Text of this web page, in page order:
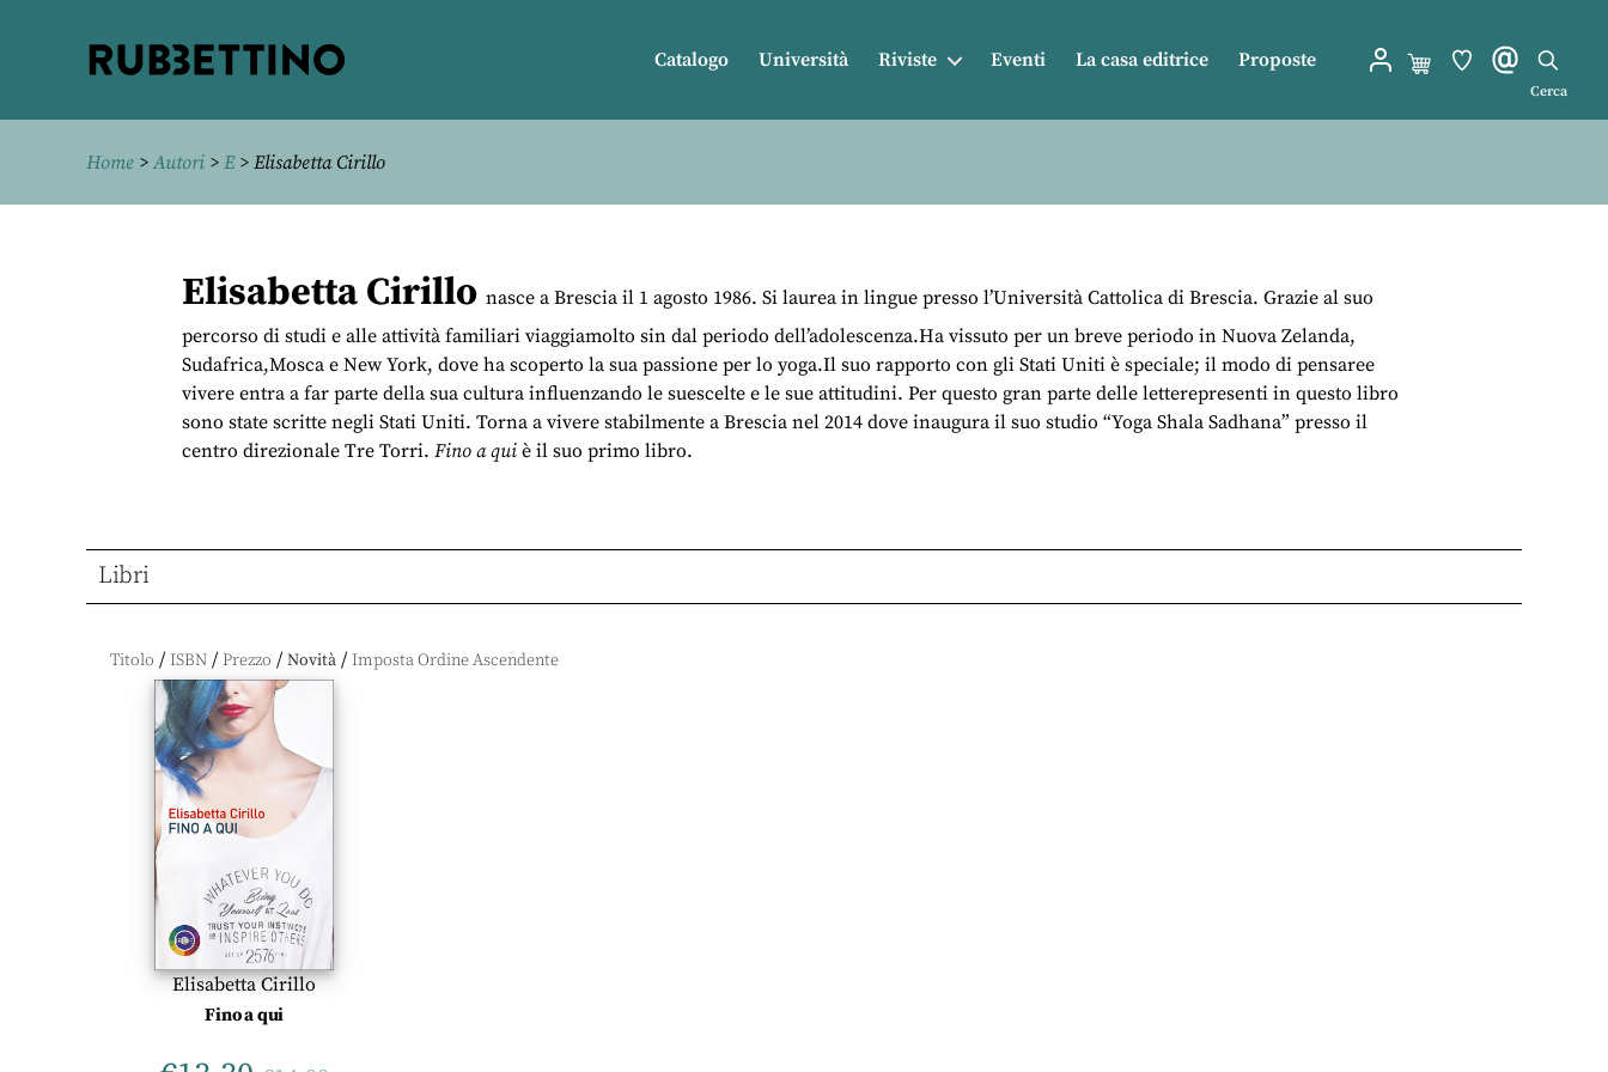
Catalogo Università Riviste Eventi La casa editrice Proposte
Cerca
Home >Autori > E> Elisabetta Cirillo
Elisabetta Cirillo nasce a Brescia il 1 agosto 1986. Si laurea in lingue presso l’Università Cattolica di Brescia. Grazie al suo
percorso di studi e alle attività familiari viaggiamolto sin dal periodo dell’adolescenza.Ha vissuto per un breve periodo in Nuova Zelanda,
Sudafrica,Mosca e New York, dove ha scoperto la sua passione per lo yoga.Il suo rapporto con gli Stati Uniti è speciale; il modo di pensaree
vivere entra a far parte della sua cultura influenzando le suescelte e le sue attitudini. Per questo gran parte delle letterepresenti in questo libro
sono state scritte negli Stati Uniti. Torna a vivere stabilmente a Brescia nel 2014 dove inaugura il suo studio “Yoga Shala Sadhana” presso il
centro direzionale Tre Torri. Fino a qui è il suo primo libro.
Libri
Titolo / ISBN / Prezzo / Novità /
Elisabetta Cirillo
Fino a qui